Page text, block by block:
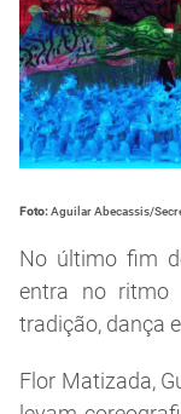
Foto:Aguilar Abecassis/
No último fim
entra no ritmo
tradição, dança
Flor Matizada,